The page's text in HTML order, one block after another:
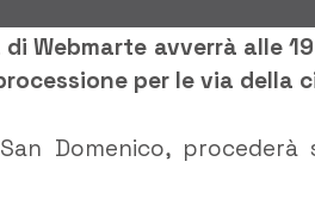
Webmarte avverrà alle 19
per le via della
Domenico, procederà